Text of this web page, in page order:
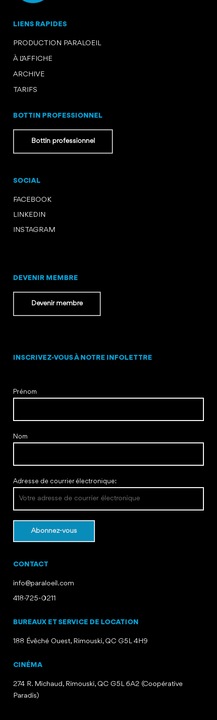
LIENS RAPIDES
PRODUCTION PARALOEIL
À L’AFFICHE
ARCHIVE
TARIFS
BOTTIN PROFESSIONNEL
Bottin professionnel
SOCIAL
FACEBOOK
LINKEDIN
INSTAGRAM
DEVENIR MEMBRE
Devenir membre
INSCRIVEZ-VOUS À NOTRE INFOLETTRE
Prénom
Nom
Adresse de courrier électronique:
CONTACT
info@paraloeil.com
418-725-0211
BUREAUX ET SERVICE DE LOCATION
188 Évêché Ouest, Rimouski, QC G5L 4H9
CINÉMA
274 R. Michaud, Rimouski, QC G5L 6A2 (Coopérative
Paradis)